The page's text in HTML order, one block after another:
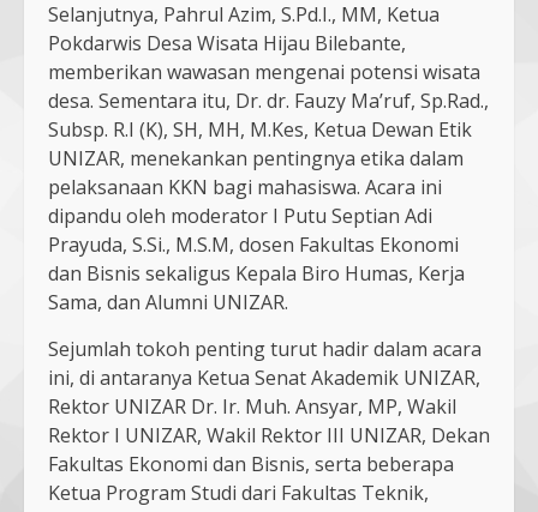
Selanjutnya, Pahrul Azim, S.Pd.I., MM, Ketua
Pokdarwis Desa Wisata Hijau Bilebante,
memberikan wawasan mengenai potensi wisata
desa. Sementara itu, Dr. dr. Fauzy Ma’ruf, Sp.Rad.,
Subsp. R.I (K), SH, MH, M.Kes, Ketua Dewan Etik
UNIZAR, menekankan pentingnya etika dalam
pelaksanaan KKN bagi mahasiswa. Acara ini
dipandu oleh moderator I Putu Septian Adi
Prayuda, S.Si., M.S.M, dosen Fakultas Ekonomi
dan Bisnis sekaligus Kepala Biro Humas, Kerja
Sama, dan Alumni UNIZAR.
Sejumlah tokoh penting turut hadir dalam acara
ini, di antaranya Ketua Senat Akademik UNIZAR,
Rektor UNIZAR Dr. Ir. Muh. Ansyar, MP, Wakil
Rektor I UNIZAR, Wakil Rektor III UNIZAR, Dekan
Fakultas Ekonomi dan Bisnis, serta beberapa
Ketua Program Studi dari Fakultas Teknik,